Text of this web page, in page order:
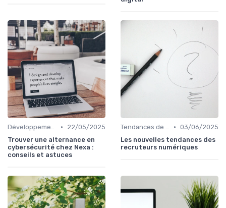
Développement des Compétences Digitales •
22/05/2025
Trouver une alternance en
cybersécurité chez Nexa :
conseils et astuces
Tendances de l'Emploi dans le Digital • 03/06/2025
Les nouvelles tendances des
recruteurs numériques